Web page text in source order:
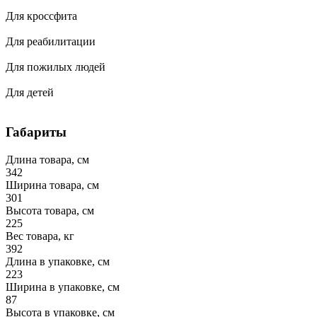
Для кроссфита
Для реабилитации
Для пожилых людей
Для детей
Габариты
Длина товара, см
342
Ширина товара, см
301
Высота товара, см
225
Вес товара, кг
392
Длина в упаковке, см
223
Ширина в упаковке, см
87
Высота в упаковке, см